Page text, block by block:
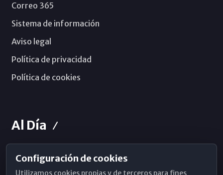
Correo 365
Sistema de información
Aviso legal
Política de privacidad
Política de cookies
Al Día
Horarios de Misa
Configuración de cookies
Utilizamos cookies propias y de terceros para fines